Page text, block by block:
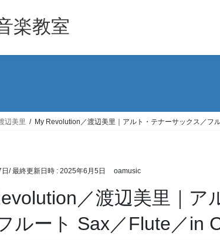
楽教室
辺美里 My Revolution／渡辺美里｜アルト・テナーサックス／
/ 最終更新日時 : 2025年6月5日 oamusic
／渡辺美里｜ア
ルート Sax／Flute／in